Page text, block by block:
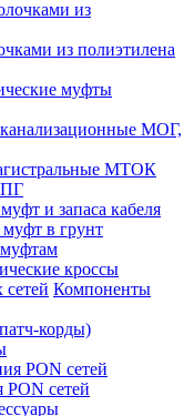
из полиэтилена
муфты
МОГ,
МТОК
и запаса кабеля
в грунт
кроссы
Компоненты
корды)
PON сетей